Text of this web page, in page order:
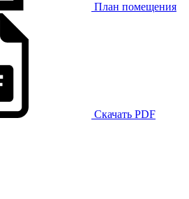
План помещения
Скачать PDF